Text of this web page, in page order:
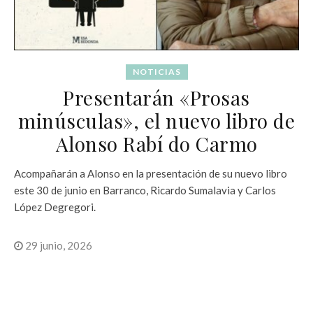
NOTICIAS
Presentarán «Prosas
minúsculas», el nuevo libro de
Alonso Rabí do Carmo
Acompañarán a Alonso en la presentación de su nuevo libro
este 30 de junio en Barranco, Ricardo Sumalavia y Carlos
López Degregori.
29 junio, 2026